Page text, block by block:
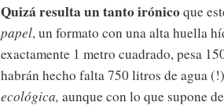
Quizá resulta un tanto irónicoque
papel, un formato con una alta huella
exactamente 1 metro cuadrado, pesa
habrán hecho falta 750 litros de agua
ecológica, aunque con lo que supone de